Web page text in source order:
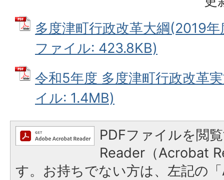
多度津町行政改革大綱(2019
ファイル: 423.8KB)
令和5年度 多度津町行政改革
イル: 1.4MB)
PDFファイルを閲
Reader（Acrobat
す。お持ちでない方は、左記の